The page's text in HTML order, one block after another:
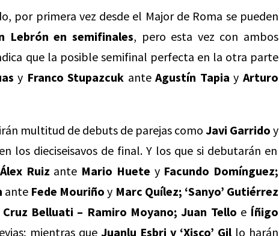
por primera vez desde el Major de Roma se pueden
Lebrón en semifinales, pero esta vez con ambos
que la posible semifinal perfecta en la otra parte
y Franco Stupazcuk anteAgustín Tapia yArturo
multitud de debuts de parejas como Javi Garrido y
los dieciseisavos de final. Y los que si debutarán en
Álex Ruiz ante Mario Huete y Facundo Domínguez;
ante Fede Mouriñoy Marc Quílez; ‘Sanyo’ Gutiérrez
Cruz Belluati – Ramiro Moyano; Juan Tello eÍñigo
mientras que Juanlu Esbri y ‘Xisco’ Gillo harán